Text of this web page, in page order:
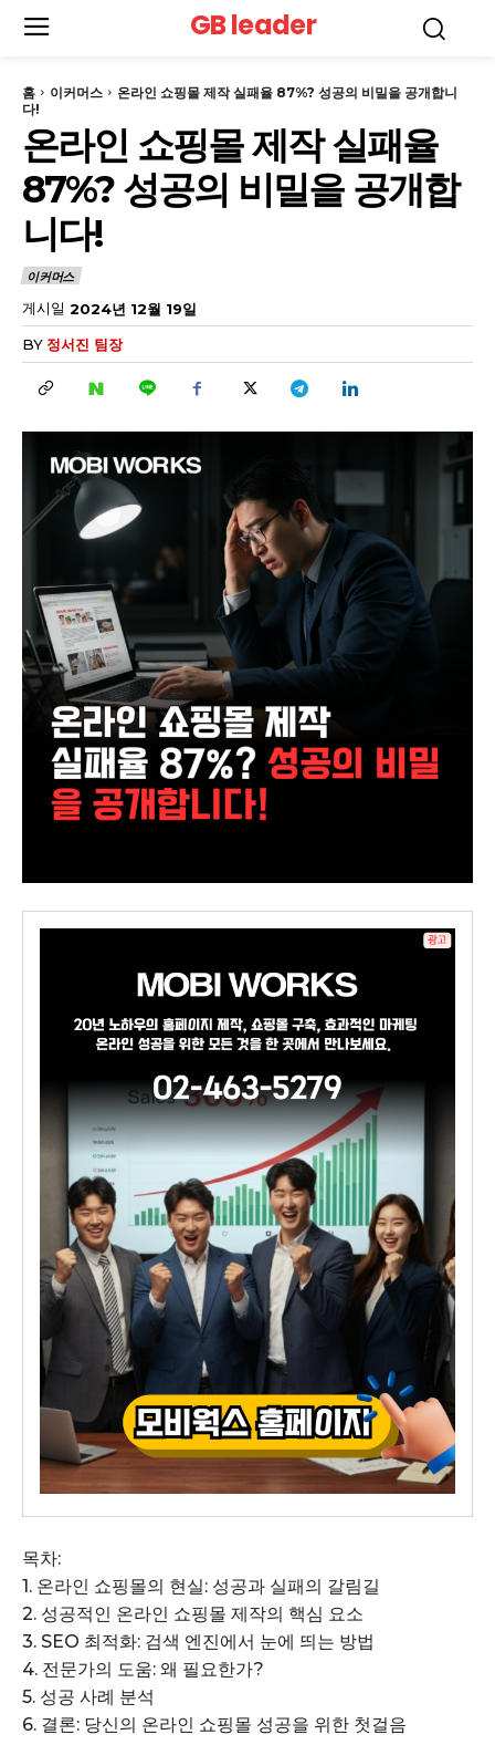
GB leader
홈 이커머스
온라인 쇼핑몰 제작 실패율 87%? 성공의 비밀을 공개합니
다!
온라인 쇼핑몰 제작 실패율
87%? 성공의 비밀을 공개합
니다!
이커머스
게시일 2024년 12월 19일
BY 정서진 팀장
목차:
1. 온라인 쇼핑몰의 현실: 성공과 실패의 갈림길
2. 성공적인 온라인 쇼핑몰 제작의 핵심 요소
3. SEO 최적화: 검색 엔진에서 눈에 띄는 방법
4. 전문가의 도움: 왜 필요한가?
5. 성공 사례 분석
6. 결론: 당신의 온라인 쇼핑몰 성공을 위한 첫걸음